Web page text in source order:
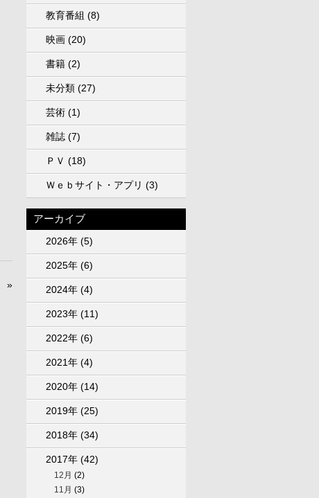
»
教育番組 (8)
映画 (20)
書籍 (2)
未分類 (27)
芸術 (1)
雑誌 (7)
ＰＶ (18)
Ｗｅｂサイト・アプリ (3)
アーカイブ
2026年 (5)
2025年 (6)
2024年 (4)
2023年 (11)
2022年 (6)
2021年 (4)
2020年 (14)
2019年 (25)
2018年 (34)
2017年 (42)
12月 (2)
11月 (3)